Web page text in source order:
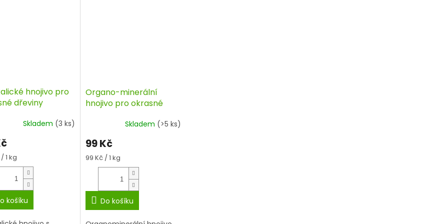
hnojivo pro
dřeviny
Skladem (3 ks)
1 kg
košíku
Organo-minerální
hnojivo pro okrasné
Skladem (>5 ks)
99 Kč
Měrná
cena:
99 Kč / 1 kg
Do košíku